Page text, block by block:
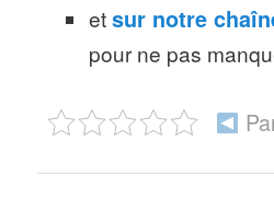
etsur notre
pour ne pas